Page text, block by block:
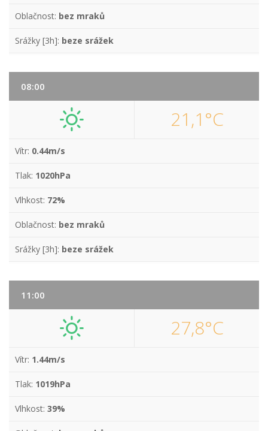
Oblačnost: bez mraků
Srážky [3h]: beze srážek
08:00
21,1°C
Vítr: 0.44m/s
Tlak: 1020hPa
Vlhkost: 72%
Oblačnost: bez mraků
Srážky [3h]: beze srážek
11:00
27,8°C
Vítr: 1.44m/s
Tlak: 1019hPa
Vlhkost: 39%